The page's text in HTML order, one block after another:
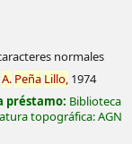
normales
A. Peña Lillo, 1974
préstamo: Biblioteca
topográfica:AGN